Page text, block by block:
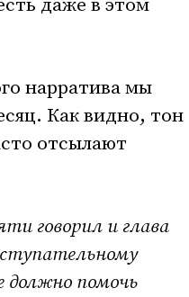
даже в этом
нарратива мы
Как видно, тон
отсылают
говорил и глава
должно помочь